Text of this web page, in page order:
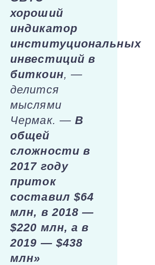
хороший
индикатор
институциональных
инвестиций в
биткоин, —
делится
мыслями
Чермак. — В
общей
сложности в
2017 году
приток
составил $64
млн, в 2018 —
$220 млн, а в
2019 — $438
млн»